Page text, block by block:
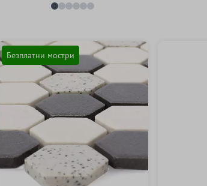
Безплатни мостри